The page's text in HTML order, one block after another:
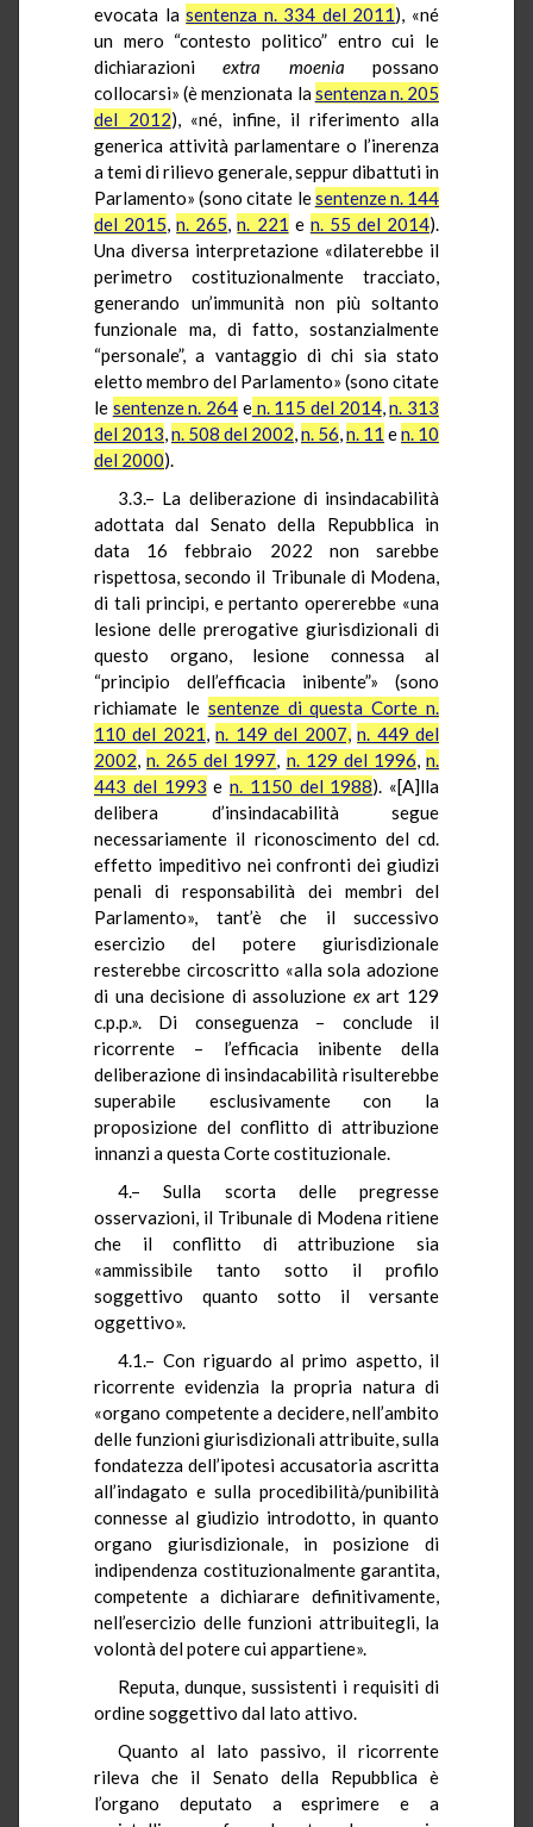
evocata lasentenza n. 334 del 2011), «né
un mero “contesto politico” entro cui le
dichiarazioniextra moenia possano
collocarsi» (è menzionata lasentenza n. 205
del 2012), «né, infine, il riferimento alla
generica attività parlamentare o l’inerenza
a temi di rilievo generale, seppur dibattuti in
Parlamento» (sono citate lesentenze n. 144
del 2015,n. 265,n. 221 e n. 55 del 2014).
Una diversa interpretazione «dilaterebbe il
perimetro costituzionalmente tracciato,
generando un’immunità non più soltanto
funzionale ma, di fatto, sostanzialmente
“personale”, a vantaggio di chi sia stato
eletto membro del Parlamento» (sono citate
le sentenze n. 264 en. 115 del 2014,n. 313
del 2013,n. 508 del 2002,n. 56,n. 11 en. 10
del 2000).
3.3.– La deliberazione di insindacabilità
adottata dal Senato della Repubblica in
data 16 febbraio 2022 non sarebbe
rispettosa, secondo il Tribunale di Modena,
di tali principi, e pertanto opererebbe «una
lesione delle prerogative giurisdizionali di
questo organo, lesione connessa al
“principio dell’efficacia inibente”» (sono
richiamate le sentenze di questa Corte n.
110 del 2021,n. 149 del 2007, n. 449 del
2002,n. 265 del 1997, n. 129 del 1996,n.
443 del 1993 e n. 1150 del 1988). «[A]lla
delibera d’insindacabilità segue
necessariamente il riconoscimento del cd.
effetto impeditivo nei confronti dei giudizi
penali di responsabilità dei membri del
Parlamento», tant’è che il successivo
esercizio del potere giurisdizionale
resterebbe circoscritto «alla sola adozione
di una decisione di assoluzione exart 129
c.p.p.». Di conseguenza – conclude il
ricorrente – l’efficacia inibente della
deliberazione di insindacabilità risulterebbe
superabile esclusivamente con la
proposizione del conflitto di attribuzione
innanzi a questa Corte costituzionale.
4.– Sulla scorta delle pregresse
osservazioni, il Tribunale di Modena ritiene
che il conflitto di attribuzione sia
«ammissibile tanto sotto il profilo
soggettivo quanto sotto il versante
oggettivo».
4.1.– Con riguardo al primo aspetto, il
ricorrente evidenzia la propria natura di
«organo competente a decidere, nell’ambito
delle funzioni giurisdizionali attribuite, sulla
fondatezza dell’ipotesi accusatoria ascritta
all’indagato e sulla procedibilità/punibilità
connesse al giudizio introdotto, in quanto
organo giurisdizionale, in posizione di
indipendenza costituzionalmente garantita,
competente a dichiarare definitivamente,
nell’esercizio delle funzioni attribuitegli, la
volontà del potere cui appartiene».
Reputa, dunque, sussistenti i requisiti di
ordine soggettivo dal lato attivo.
Quanto al lato passivo, il ricorrente
rileva che il Senato della Repubblica è
l’organo deputato a esprimere e a